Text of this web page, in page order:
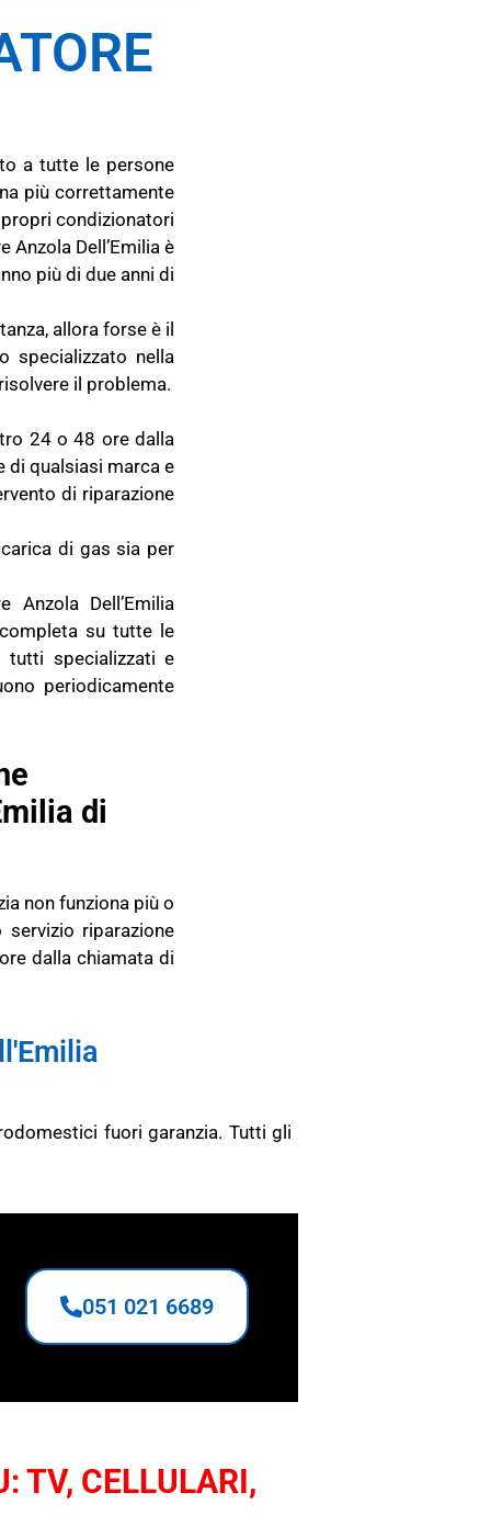
a tutte le persone
più correttamente
condizionatori
Dell’Emilia è
più di due anni di
allora forse è il
specializzato nella
il problema.
24 o 48 ore dalla
di qualsiasi marca e
di riparazione
di gas sia per
Dell’Emilia
su tutte le
tutti specializzati e
periodicamente
di
non funziona più o
riparazione
dalla chiamata di
fuori garanzia. Tutti gli
051 021 6689
TV, CELLULARI,